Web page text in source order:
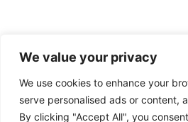
We value your privacy
We use cookies to enhance your
serve personalised ads or content,
By clicking "Accept All", you